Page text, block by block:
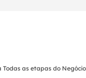
Todas as etapas do